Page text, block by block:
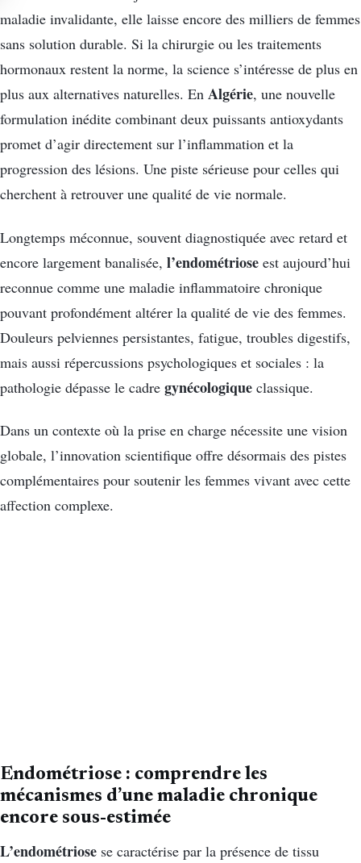
maladie invalidante, elle laisse encore des milliers de femmes
sans solution durable. Si la chirurgie ou les traitements
hormonaux restent la norme, la science s’intéresse de plus en
plus aux alternatives naturelles. En Algérie, une nouvelle
formulation inédite combinant deux puissants antioxydants
promet d’agir directement sur l’inflammation et la
progression des lésions. Une piste sérieuse pour celles qui
cherchent à retrouver une qualité de vie normale.
Longtemps méconnue, souvent diagnostiquée avec retard et
encore largement banalisée, l’endométriose est aujourd’hui
reconnue comme une maladie inflammatoire chronique
pouvant profondément altérer la qualité de vie des femmes.
Douleurs pelviennes persistantes, fatigue, troubles digestifs,
mais aussi répercussions psychologiques et sociales : la
pathologie dépasse le cadre gynécologique classique.
Dans un contexte où la prise en charge nécessite une vision
globale, l’innovation scientifique offre désormais des pistes
complémentaires pour soutenir les femmes vivant avec cette
affection complexe.
Endométriose : comprendre les
mécanismes d’une maladie chronique
encore sous-estimée
L’endométriose se caractérise par la présence de tissu